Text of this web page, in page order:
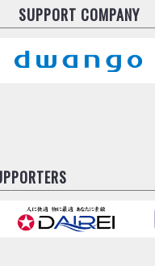
SUPPORT COMPANY